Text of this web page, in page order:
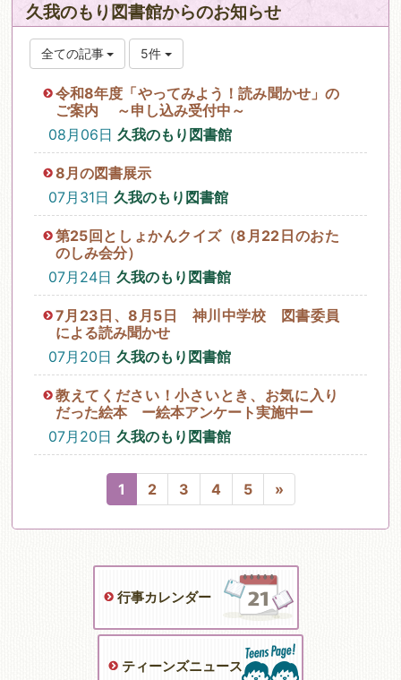
久我のもり図書館からのお知らせ
全ての記事 5件
令和8年度「やってみよう！読み聞かせ」の
ご案内 ～申し込み受付中～
08月06日 久我のもり図書館
8月の図書展示
07月31日 久我のもり図書館
第25回としょかんクイズ（8月22日のおた
のしみ会分）
07月24日 久我のもり図書館
7月23日、8月5日 神川中学校 図書委員
による読み聞かせ
07月20日 久我のもり図書館
教えてください！小さいとき、お気に入り
だった絵本 ー絵本アンケート実施中ー
07月20日 久我のもり図書館
1 2 3 4 5 »
行事カレンダー
ティーンズニュース